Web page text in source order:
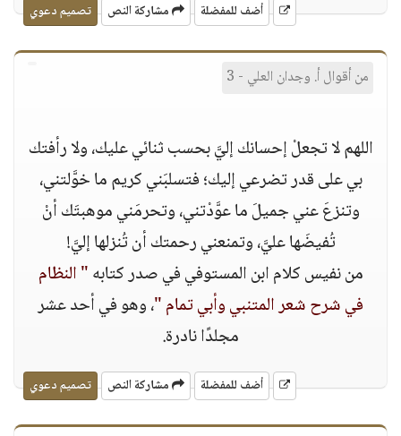
أضف للمفضلة مشاركة النص تصميم دعوي
من أقوال أ. وجدان العلي - 3
اللهم لا تجعلْ إحسانك إليَّ بحسب ثنائي عليك، ولا رأفتك
بي على قدر تضرعي إليك؛ فتسلبَني كريم ما خوَّلتني،
وتنزعَ عني جميلَ ما عوَّدْتني، وتحرمَني موهبتَك أنْ
تُفيضَها عليَّ، وتمنعني رحمتك أن تُنزلها إليَّ!
من نفيس كلام ابن المستوفي في صدر كتابه" النظام
في شرح شعر المتنبي وأبي تمام "، وهو في أحد عشر
مجلدًا نادرة.
أضف للمفضلة مشاركة النص تصميم دعوي